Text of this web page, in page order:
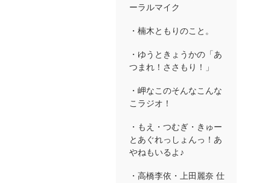
ーラルマイク
・楠木ともりのこと。
・ゆうときょうかの「あ
つまれ！ささもり！」
・岬なこのそんなこんな
こラジオ！
・もえ・つむぎ・きゅー
とあぐれっしょんっ！あ
やねもいるよ♪
・高橋李依・上田麗奈 仕